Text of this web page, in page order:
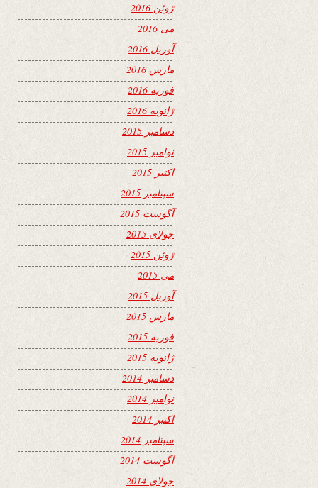
ژوئن 2016
می 2016
آوریل 2016
مارس 2016
فوریه 2016
ژانویه 2016
دسامبر 2015
نوامبر 2015
اکتبر 2015
سپتامبر 2015
آگوست 2015
جولای 2015
ژوئن 2015
می 2015
آوریل 2015
مارس 2015
فوریه 2015
ژانویه 2015
دسامبر 2014
نوامبر 2014
اکتبر 2014
سپتامبر 2014
آگوست 2014
جولای 2014